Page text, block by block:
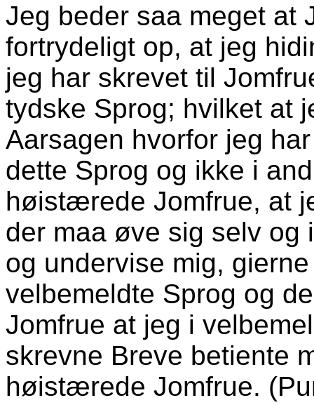
Jeg beder saa meget at
fortrydeligt op, at jeg
jeg har skrevet til
tydske Sprog; hvilket at
Aarsagen hvorfor jeg
dette Sprog og ikke i
høistærede Jomfrue, at
der maa øve sig selv
og undervise mig,
velbemeldte Sprog og
Jomfrue at jeg i
skrevne Breve betiente
høistærede Jomfrue.